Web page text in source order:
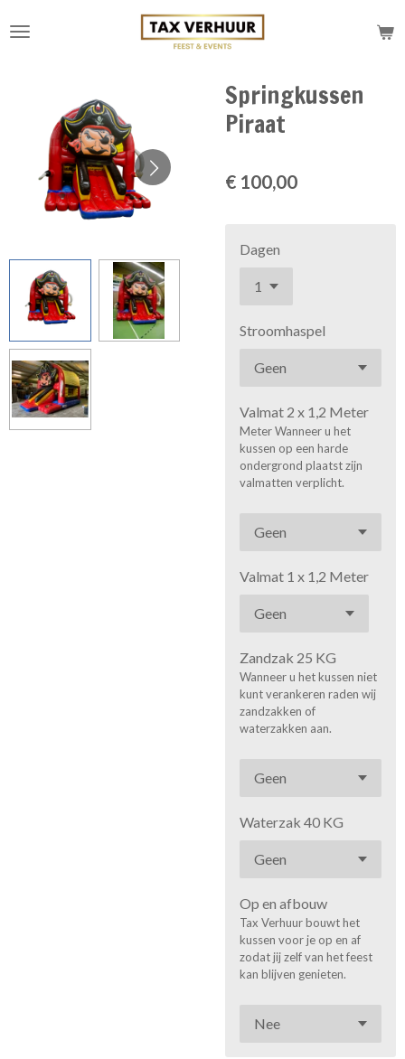
direct
hoofdinhoud
Springkussen
Piraat
€ 100,00
Dagen
Stroomhaspel
Valmat 2 x 1,2 Meter
Meter Wanneer u het
kussen op een harde
ondergrond plaatst zijn
valmatten verplicht.
Valmat 1 x 1,2 Meter
Zandzak 25 KG
Wanneer u het kussen niet
kunt verankeren raden wij
zandzakken of
waterzakken aan.
Waterzak 40 KG
Op en afbouw
Tax Verhuur bouwt het
kussen voor je op en af
zodat jij zelf van het feest
kan blijven genieten.